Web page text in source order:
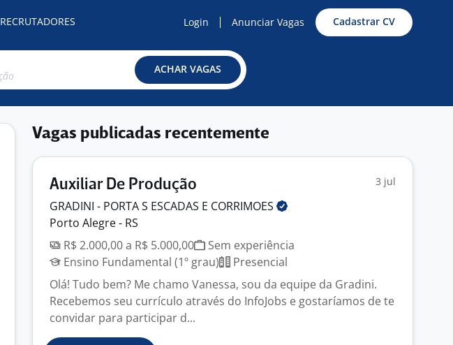
RECRUTADORES Login Anunciar Vagas Cadastrar CV
ACHAR VAGAS
Vagas publicadas recentemente
Auxiliar De Produção 3 jul
GRADINI - PORTA S ESCADAS E CORRIMOES
Porto Alegre - RS
R$ 2.000,00 a R$ 5.000,00
Sem experiência
Ensino Fundamental (1º grau)
Presencial
Olá! Tudo bem? Me chamo Vanessa, sou da equipe da Gradini.
Recebemos seu currículo através do InfoJobs e gostaríamos de te
convidar para participar d...